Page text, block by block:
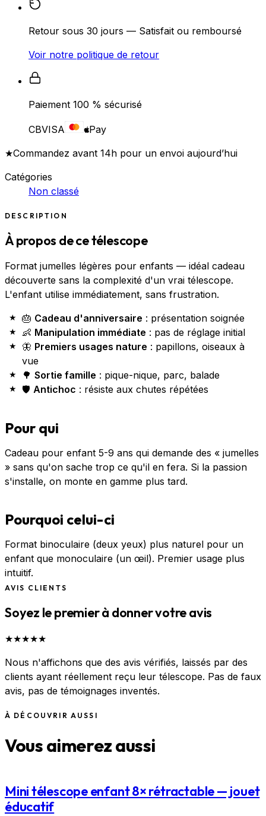
Retour sous 30 jours — Satisfait ou remboursé
Voir notre politique de retour
Paiement 100 % sécurisé
CBVISA
Pay
★Commandez avant 14h pour un envoi aujourd’hui
Catégories
Non classé
DESCRIPTION
À propos de ce télescope
Format jumelles légères pour enfants — idéal cadeau
découverte sans la complexité d'un vrai télescope.
L'enfant utilise immédiatement, sans frustration.
🎂 Cadeau d'anniversaire : présentation soignée
👶 Manipulation immédiate : pas de réglage initial
🦋 Premiers usages nature : papillons, oiseaux à
vue
🌳 Sortie famille : pique-nique, parc, balade
🛡️ Antichoc : résiste aux chutes répétées
Pour qui
Cadeau pour enfant 5-9 ans qui demande des « jumelles
» sans qu'on sache trop ce qu'il en fera. Si la passion
s'installe, on monte en gamme plus tard.
Pourquoi celui-ci
Format binoculaire (deux yeux) plus naturel pour un
enfant que monoculaire (un œil). Premier usage plus
intuitif.
AVIS CLIENTS
Soyez le premier à donner votre avis
★★★★★
Nous n'affichons que des avis vérifiés, laissés par des
clients ayant réellement reçu leur télescope. Pas de faux
avis, pas de témoignages inventés.
À DÉCOUVRIR AUSSI
Vous aimerez aussi
Mini télescope enfant 8× rétractable — jouet
éducatif